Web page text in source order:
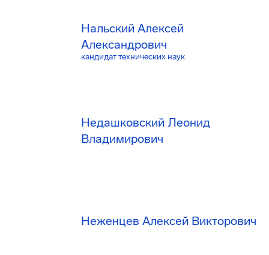
Нальский Алексей
Александрович
кандидат технических наук
Недашковский Леонид
Владимирович
Неженцев Алексей Викторович